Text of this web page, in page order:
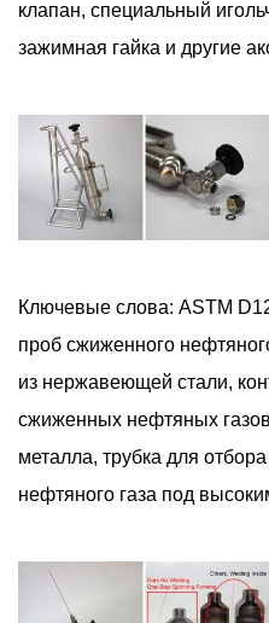
клапан, специальный
зажимная гайка и другие
Ключевые слова: ASTM
проб сжиженного
из нержавеющей стали,
сжиженных нефтяных
металла, трубка для
нефтяного газа под